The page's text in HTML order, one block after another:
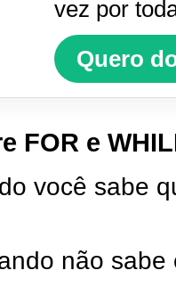
vez por
Quero
FOR e
você sabe
não sabe